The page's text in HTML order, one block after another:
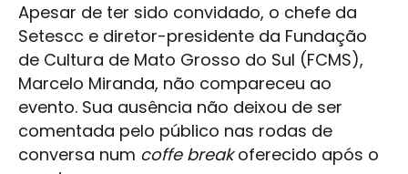
Apesar de ter sido convidado, o chefe da
Setescc e diretor-presidente da Fundação
de Cultura de Mato Grosso do Sul (FCMS),
Marcelo Miranda, não compareceu ao
evento. Sua ausência não deixou de ser
comentada pelo público nas rodas de
conversa num coffe breakoferecido após o